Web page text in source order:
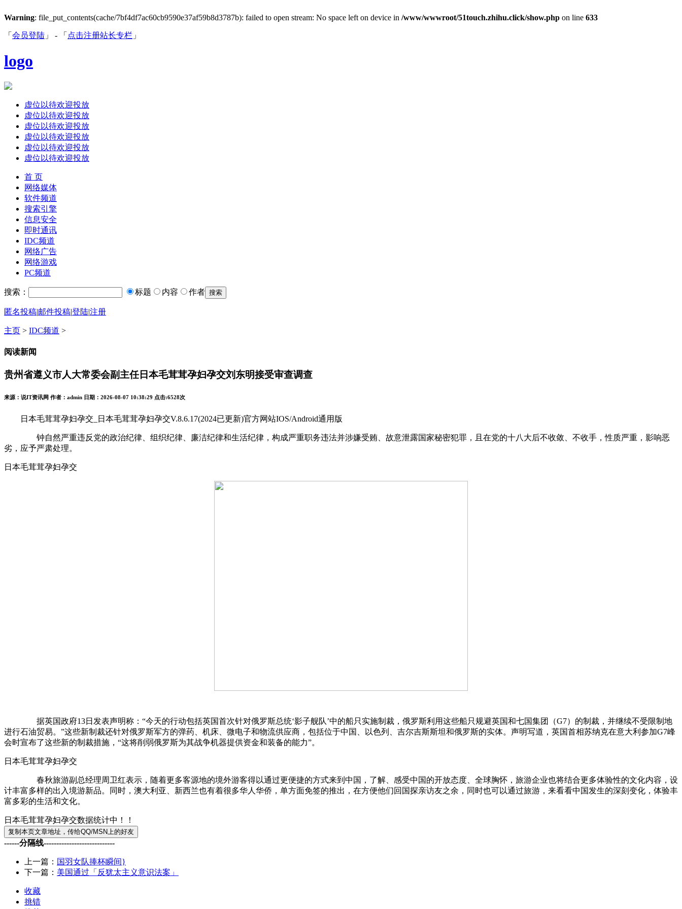
Warning: file_put_contents(cache/7bf4df7ac60cb9590e37af59b8d3787b): failed to open stream: No space left on device in /www/wwwroot/51touch.zhihu.click/show.php on line 633
「 会员登陆 」 - 「 点击注册站长专栏 」
logo
虚位以待欢迎投放
虚位以待欢迎投放
虚位以待欢迎投放
虚位以待欢迎投放
虚位以待欢迎投放
虚位以待欢迎投放
首 页
网络媒体
软件频道
搜索引擎
信息安全
即时通讯
IDC频道
网络广告
网络游戏
PC频道
搜索： 标题 内容 作者
匿名投稿|邮件投稿|登陆|注册
主页 > IDC频道 >
阅读新闻
贵州省遵义市人大常委会副主任日本毛茸茸孕妇孕交刘东明接受审查调查
来源：说IT资讯网 作者：admin 日期：2026-08-07 10:38:29 点击:6528次
日本毛茸茸孕妇孕交_日本毛茸茸孕妇孕交V.8.6.17(2024已更新)官方网站IOS/Android通用版
钟自然严重违反党的政治纪律、组织纪律、廉洁纪律和生活纪律，构成严重职务违法并涉嫌受贿、故意泄露国家秘密犯罪，且在党的十八大后不收敛、不收手，性质严重，影响恶
劣，应予严肃处理。
日本毛茸茸孕妇孕交
据英国政府13日发表声明称：“今天的行动包括英国首次针对俄罗斯总统‘影子舰队’中的船只实施制裁，俄罗斯利用这些船只规避英国和七国集团（G7）的制裁，并继续不受限制地
进行石油贸易。”这些新制裁还针对俄罗斯军方的弹药、机床、微电子和物流供应商，包括位于中国、以色列、吉尔吉斯斯坦和俄罗斯的实体。声明写道，英国首相苏纳克在意大利参加G7峰
会时宣布了这些新的制裁措施，“这将削弱俄罗斯为其战争机器提供资金和装备的能力”。
日本毛茸茸孕妇孕交
春秋旅游副总经理周卫红表示，随着更多客源地的境外游客得以通过更便捷的方式来到中国，了解、感受中国的开放态度、全球胸怀，旅游企业也将结合更多体验性的文化内容，设
计丰富多样的出入境游新品。同时，澳大利亚、新西兰也有着很多华人华侨，单方面免签的推出，在方便他们回国探亲访友之余，同时也可以通过旅游，来看看中国发生的深刻变化，体验丰
富多彩的生活和文化。
日本毛茸茸孕妇孕交数据统计中！！
------分隔线----------------------------
上一篇： 国羽女队捧杯瞬间}
下一篇： 美国通过「反犹太主义意识法案」
收藏
挑错